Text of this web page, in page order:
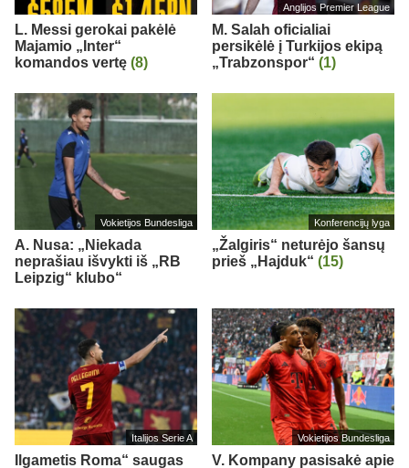
L. Messi gerokai pakėlė
Majamio „Inter“
komandos vertę (8)
Anglijos Premier League
M. Salah oficialiai
persikėlė į Turkijos ekipą
„Trabzonspor“ (1)
Vokietijos Bundesliga
A. Nusa: „Niekada
neprašiau išvykti iš „RB
Leipzig“ klubo“
Konferencijų lyga
„Žalgiris“ neturėjo šansų
prieš „Hajduk“ (15)
Italijos Serie A
Ilgametis Roma“ saugas
Vokietijos Bundesliga
V. Kompany pasisakė apie